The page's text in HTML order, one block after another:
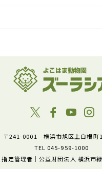
〒241-0001 横浜市旭区上白根町
TEL 045-959-1000
指定管理者｜公益財団法人 横浜市